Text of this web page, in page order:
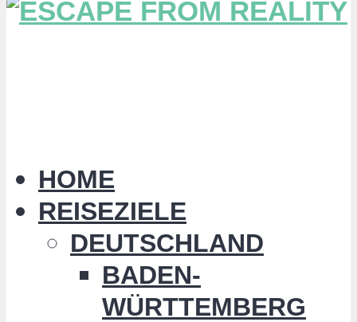
HOME
REISEZIELE
DEUTSCHLAND
BADEN-
WÜRTTEMBERG